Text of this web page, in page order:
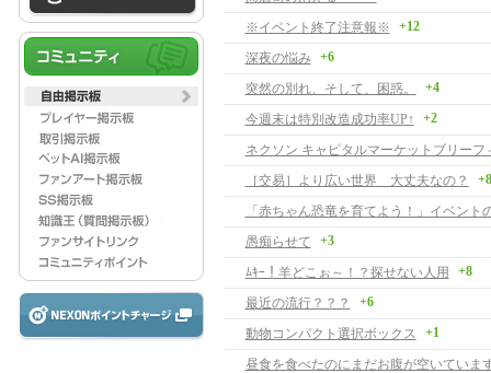
※イベント終了注意報※
+12
深夜の悩み +6
突然の別れ、そして、困惑。 +4
今週末は特別改造成功率UP↑ +2
［交易］より広い世界 大丈夫なの？ +8
「赤ちゃん恐竜を育てよう！」イベント
愚痴らせて
+3
ﾑｷｰ！羊どこぉ～！？探せない人用 +8
最近の流行？？？ +6
動物コンパクト選択ボックス +1
昼食を食べたのにまだお腹が空いていま